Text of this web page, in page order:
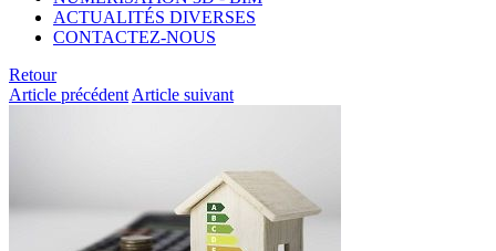
ACTUALITÉS DIVERSES
CONTACTEZ-NOUS
Retour
Article précédent Article suivant